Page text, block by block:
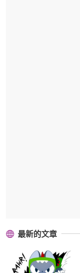
最新的文章